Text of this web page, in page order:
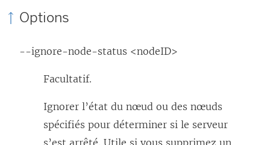
Options
--ignore-node-status <nodeID>
Facultatif.
Ignorer l’état du nœud ou des nœuds
spécifiés pour déterminer si le serveur